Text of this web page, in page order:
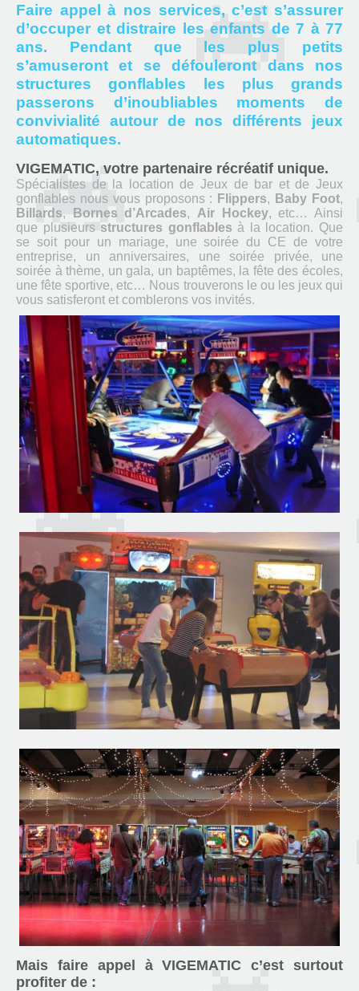
Faire appel à nos services, c’est s’assurer
d’occuper et distraire les enfants de 7 à 77
ans. Pendant que les plus petits
s’amuseront et se défouleront dans nos
structures gonflables les plus grands
passerons d’inoubliables moments de
convivialité autour de nos différents jeux
automatiques.
VIGEMATIC, votre partenaire récréatif unique.
Spécialistes de la location de Jeux de bar et de Jeux
gonflables nous vous proposons : Flippers, Baby Foot,
Billards, Bornes d’Arcades, Air Hockey, etc… Ainsi
que plusieurs structures gonflables à la location. Que
se soit pour un mariage, une soirée du CE de votre
entreprise, un anniversaires, une soirée privée, une
soirée à thème, un gala, un baptêmes, la fête des écoles,
une fête sportive, etc… Nous trouverons le ou les jeux qui
vous satisferont et comblerons vos invités.
Mais faire appel à VIGEMATIC c’est surtout
profiter de :